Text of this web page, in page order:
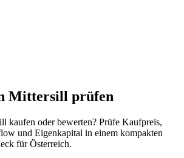
Mittersill prüfen
kaufen oder bewerten? Prüfe Kaufpreis,
und Eigenkapital in einem kompakten
für Österreich.